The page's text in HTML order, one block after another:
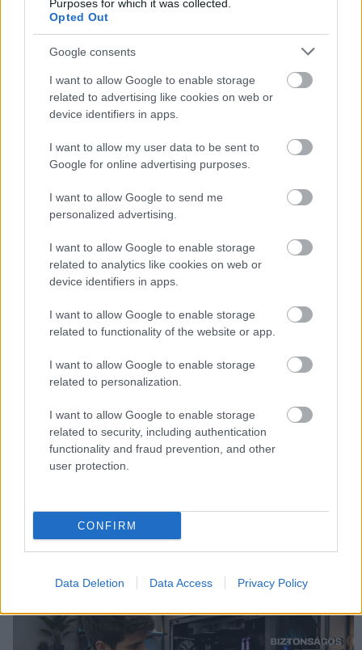
Purposes for which it was collected.
Opted Out
Google consents
I want to allow Google to enable storage
related to advertising like cookies on web or
device identifiers in apps.
I want to allow my user data to be sent to
Google for online advertising purposes.
I want to allow Google to send me
personalized advertising.
I want to allow Google to enable storage
related to analytics like cookies on web or
device identifiers in apps.
I want to allow Google to enable storage
related to functionality of the website or app.
I want to allow Google to enable storage
related to personalization.
I want to allow Google to enable storage
related to security, including authentication
functionality and fraud prevention, and other
user protection.
CONFIRM
Data Deletion Data Access Privacy Policy
Tim Cook szerint ilyen drágán is
visszük majd az iPhone-okat
Az Apple kitörölte a
történelemből az AirPowert
Szoftverfrissítés aktiválja majd az
eSIM-et az új iPhone-okban
PCW.lite | 2018.09.14 10:00
20 000 forintodba kerül, ha
gyorsan töltenéd az új iPhone-od
PCW.lite| 2018.09.14 07:00
Megérkeztek a szép, okos és
hiperdrága új iPhone-ok